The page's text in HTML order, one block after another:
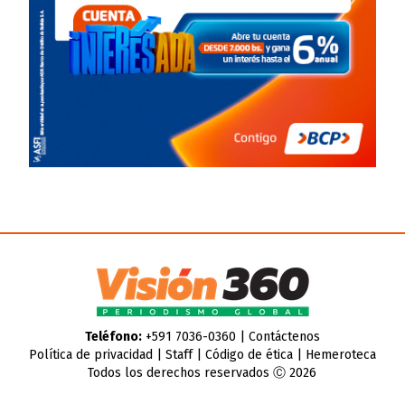
Teléfono:+591 7036-0360 | Contáctenos
Política de privacidad
Staff| Código de ética| Hemeroteca
Todos los derechos reservados Ⓒ 2026